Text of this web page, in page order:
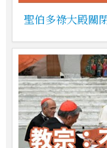
聖伯多祿大殿關